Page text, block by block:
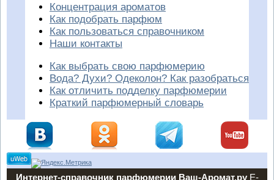
Концентрация ароматов
Как подобрать парфюм
Как пользоваться справочником
Наши контакты
Как выбрать свою парфюмерию
Вода? Духи? Одеколон? Как разобраться
Как отличить подделку парфюмерии
Краткий парфюмерный словарь
Интернет-справочник парфюмерии Ваш-Аромат.руE-